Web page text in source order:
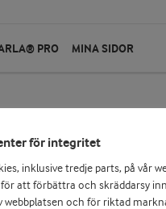
PRO MINA SIDOR
Yoggi®
Mini
för integritet
inklusive tredje parts, på vår
att förbättra och skräddarsy
webbplatsen och för riktad